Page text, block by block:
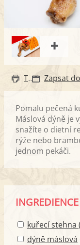
Tisk
Pomalu pečená
Máslová dýně je
snažíte o dietní
rýže nebo
jednom pekáči.
INGREDIENCE
kuřecí stehna
dýně máslová